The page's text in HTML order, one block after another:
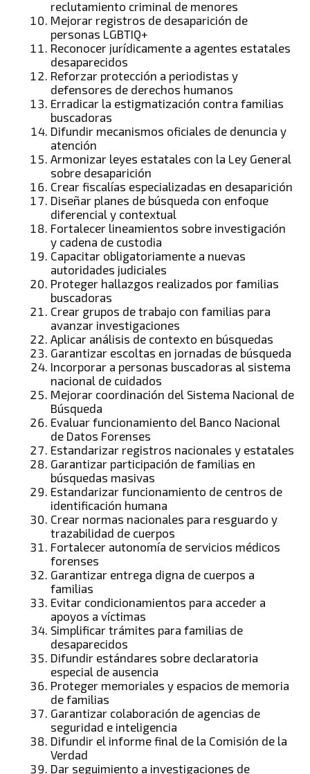
reclutamiento criminal de menores
Mejorar registros de desaparición de
personas LGBTIQ+
Reconocer jurídicamente a agentes estatales
desaparecidos
Reforzar protección a periodistas y
defensores de derechos humanos
Erradicar la estigmatización contra familias
buscadoras
Difundir mecanismos oficiales de denuncia y
atención
Armonizar leyes estatales con la Ley General
sobre desaparición
Crear fiscalías especializadas en desaparición
Diseñar planes de búsqueda con enfoque
diferencial y contextual
Fortalecer lineamientos sobre investigación
y cadena de custodia
Capacitar obligatoriamente a nuevas
autoridades judiciales
Proteger hallazgos realizados por familias
buscadoras
Crear grupos de trabajo con familias para
avanzar investigaciones
Aplicar análisis de contexto en búsquedas
Garantizar escoltas en jornadas de búsqueda
Incorporar a personas buscadoras al sistema
nacional de cuidados
Mejorar coordinación del Sistema Nacional de
Búsqueda
Evaluar funcionamiento del Banco Nacional
de Datos Forenses
Estandarizar registros nacionales y estatales
Garantizar participación de familias en
búsquedas masivas
Estandarizar funcionamiento de centros de
identificación humana
Crear normas nacionales para resguardo y
trazabilidad de cuerpos
Fortalecer autonomía de servicios médicos
forenses
Garantizar entrega digna de cuerpos a
familias
Evitar condicionamientos para acceder a
apoyos a víctimas
Simplificar trámites para familias de
desaparecidos
Difundir estándares sobre declaratoria
especial de ausencia
Proteger memoriales y espacios de memoria
de familias
Garantizar colaboración de agencias de
seguridad e inteligencia
Difundir el informe final de la Comisión de la
Verdad
Dar seguimiento a investigaciones de